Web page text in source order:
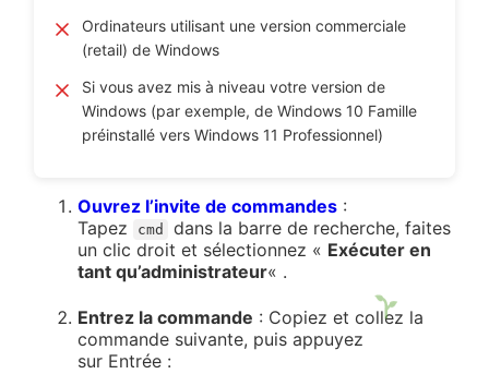
Ordinateurs utilisant une version commerciale
(retail) de Windows
Si vous avez mis à niveau votre version de
Windows (par exemple, de Windows 10 Famille
préinstallé vers Windows 11 Professionnel)
Ouvrez l’invite de commandes :
Tapez
cmd
dans la barre de recherche, faites
un clic droit et sélectionnez « Exécuter en
tant qu’administrateur« .
Entrez la commande : Copiez et collez la
commande suivante, puis appuyez
sur Entrée :